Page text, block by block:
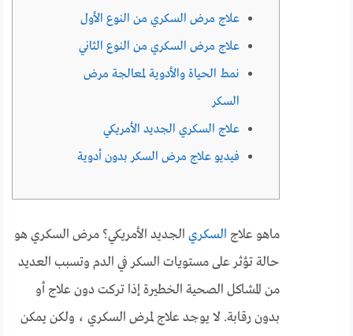
علاج مرض السكري من النوع الأول
علاج مرض السكري من النوع الثاني
نمط الحياة والأدوية لمعالجة مرض
السكر
علاج السكري الجديد الأمريكي
فيديو علاج مرض السكر بدون أدوية
ماهو علاج السكري الجديد الأمريكي؟ مرض السكري هو
حالة تؤثر على مستويات السكر في الدم وتسبب العديد
من المشاكل الصحية الخطيرة إذا تركت دون علاج أو
بدون رقابة. لا يوجد علاج لمرض السكري ، ولكن يمكن